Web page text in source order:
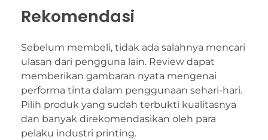
Rekomendasi
Sebelum membeli, tidak ada salahnya mencari
ulasan dari pengguna lain. Review dapat
memberikan gambaran nyata mengenai
performa tinta dalam penggunaan sehari-hari.
Pilih produk yang sudah terbukti kualitasnya
dan banyak direkomendasikan oleh para
pelaku industri printing.